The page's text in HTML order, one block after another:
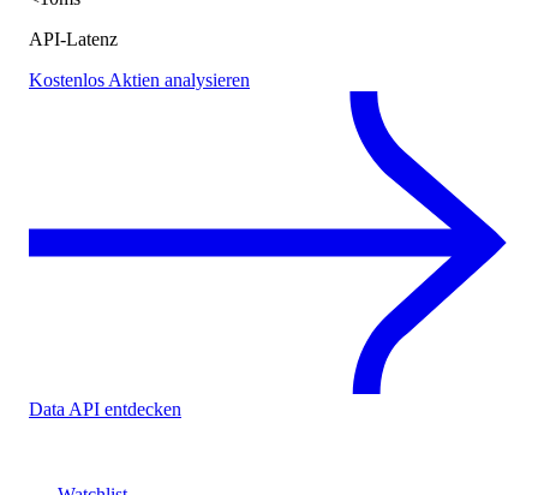
API-Latenz
Kostenlos Aktien analysieren
Data API entdecken